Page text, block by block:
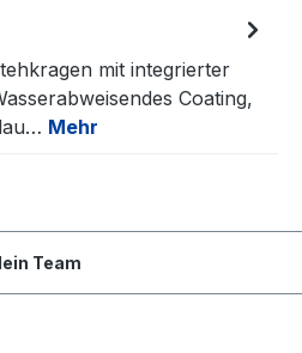
mit integrierter
Coating,
Mehr
Team